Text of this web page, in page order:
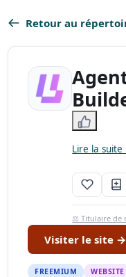
Retour au
Lire la
⚖️ Titulaire de
Visiter le site →
FREEMIUM WEBSITE